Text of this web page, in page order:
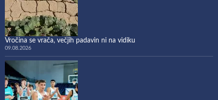
Vročina se vrača, večjih padavin ni na vidiku
09.08.2026